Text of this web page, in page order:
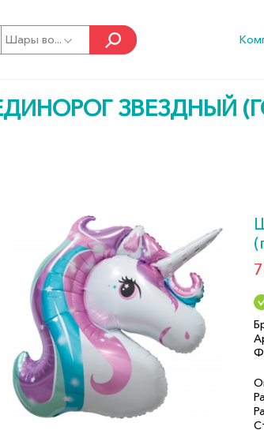
Шары во...
ЗВЕЗДНЫЙ